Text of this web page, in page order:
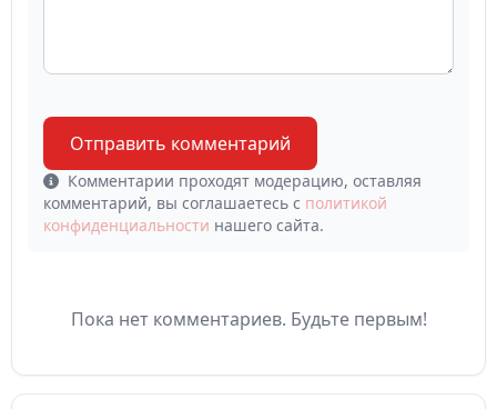
Отправить комментарий
Комментарии проходят модерацию, оставляя
комментарий, вы соглашаетесь с политикой
конфиденциальности нашего сайта.
Пока нет комментариев. Будьте первым!